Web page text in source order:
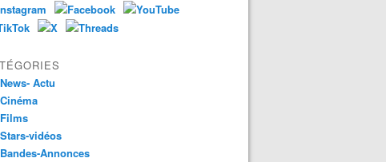
News- Actu
Cinéma
Films
Stars-vidéos
Bandes-Annonces